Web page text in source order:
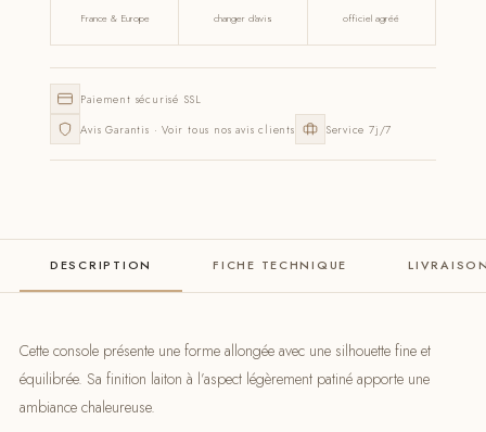
France & Europe
changer d'avis
officiel agréé
Paiement sécurisé SSL
Avis Garantis · Voir tous nos avis clients
Service 7j/7
DESCRIPTION FICHE TECHNIQUE
Cette console présente une forme allongée avec une silhouette fine et
équilibrée. Sa finition laiton à l’aspect légèrement patiné apporte une
ambiance chaleureuse.